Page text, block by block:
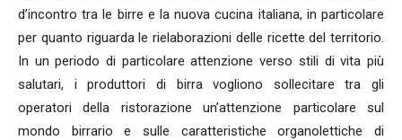
d’incontro tra le birre e la nuova cucina italiana, in particolare
per quanto riguarda le rielaborazioni delle ricette del territorio.
In un periodo di particolare attenzione verso stili di vita più
salutari, i produttori di birra vogliono sollecitare tra gli
operatori della ristorazione un’attenzione particolare sul
mondo birrario e sulle caratteristiche organolettiche di